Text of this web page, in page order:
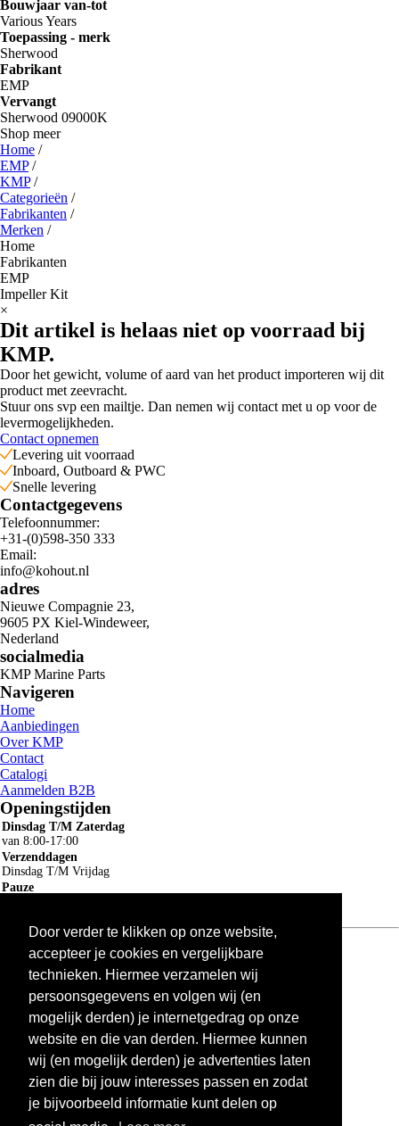
Door verder te klikken op onze website,
accepteer je cookies en vergelijkbare
technieken. Hiermee verzamelen wij
persoonsgegevens en volgen wij (en
mogelijk derden) je internetgedrag op onze
website en die van derden. Hiermee kunnen
wij (en mogelijk derden) je advertenties laten
zien die bij jouw interesses passen en zodat
je bijvoorbeeld informatie kunt delen op
Bouwjaar van-tot
Various Years
Toepassing - merk
Sherwood
Fabrikant
EMP
Vervangt
Sherwood 09000K
Shop meer
Home /
EMP/
KMP/
Categorieën /
Fabrikanten /
Merken /
Home
Fabrikanten
EMP
Impeller Kit
×
Dit artikel is helaas niet op voorraad bij
KMP.
Door het gewicht, volume of aard van het product importeren wij dit
product met zeevracht.
Stuur ons svp een mailtje. Dan nemen wij contact met u op voor de
levermogelijkheden.
Contact opnemen
Levering uit voorraad
Inboard, Outboard & PWC
Snelle levering
Contactgegevens
Telefoonnummer:
+31-(0)598-350 333
Email:
info@kohout.nl
adres
Nieuwe Compagnie 23,
9605 PX Kiel-Windeweer,
Nederland
socialmedia
KMP Marine Parts
Navigeren
Home
Aanbiedingen
Over KMP
Contact
Catalogi
Aanmelden B2B
Openingstijden
Dinsdag T/M Zaterdag
van 8:00-17:00
Verzenddagen
Dinsdag T/M Vrijdag
Pauze
Algemene voorwaarden
ruilen en retourneren
Privacy
Cookie
Winkelwagen delen